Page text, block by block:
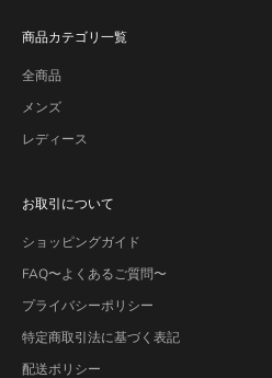
商品カテゴリ一覧
全商品
メンズ
レディース
お取引について
ショッピングガイド
FAQ〜よくあるご質問〜
プライバシーポリシー
特定商取引法に基づく表記
配送ポリシー